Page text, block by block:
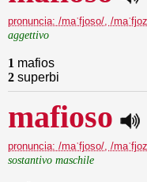
pronuncia: /maˈfjoso/, /
aggettivo
1 mafios
2 superbi
mafioso
pronuncia: /maˈfjoso/, /
sostantivo maschile